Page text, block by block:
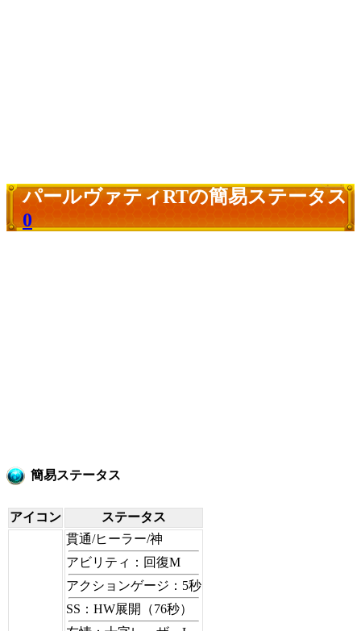
パールヴァティRTの簡易ステータス
0
簡易ステータス
アイコン
ステータス
貫通/ヒーラー/神
アビリティ：回復M
アクションゲージ：5秒
SS：HW展開（76秒）